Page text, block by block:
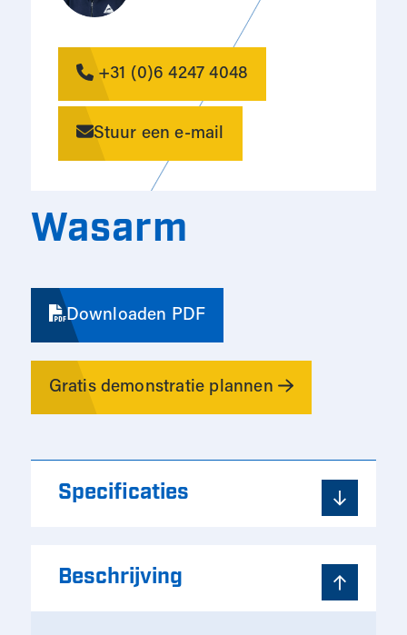
+31 (0)6 4247 4048
Stuur een e-mail
Wasarm
Downloaden PDF
Gratis demonstratie plannen
Specificaties
Beschrijving